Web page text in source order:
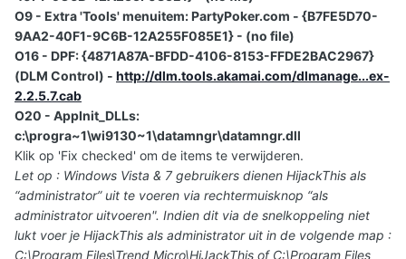
O9 - Extra 'Tools' menuitem: PartyPoker.com - {B7FE5D70-
9AA2-40F1-9C6B-12A255F085E1} - (no file)
O16 - DPF: {4871A87A-BFDD-4106-8153-FFDE2BAC2967}
(DLM Control) - http://dlm.tools.akamai.com/dlmanage...ex-
2.2.5.7.cab
O20 - AppInit_DLLs:
c:\progra~1\wi9130~1\datamngr\datamngr.dll
Klik op 'Fix checked' om de items te verwijderen.
Let op : Windows Vista & 7 gebruikers dienen HijackThis als
“administrator” uit te voeren via rechtermuisknop “als
administrator uitvoeren". Indien dit via de snelkoppeling niet
lukt voer je HijackThis als administrator uit in de volgende map :
C:\Program Files\Trend Micro\HiJackThis of C:\Program Files